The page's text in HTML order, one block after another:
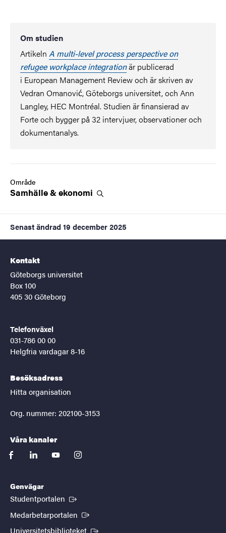
Om studien
Artikeln A multi-level process perspective on
refugee workplace integrationär publicerad
i European Management Review och är skriven av
Vedran Omanović, Göteborgs universitet, och Ann
Langley, HEC Montréal. Studien är finansierad av
Forte och bygger på 32 intervjuer, observationer och
dokumentanalys.
Område
Samhälle &ekonomi
Senast ändrad 19 december 2025
Kontakt
Göteborgs universitet
Box 100
405 30 Göteborg
Telefonväxel
031-786 00 00
Helgfria vardagar 8-16
Besöksadress
Hitta organisation
Org. nummer: 202100-3153
Våra kanaler
facebooklinkedinyoutubeinstagram
Genvägar
Studentportalen (Extern länk)
Medarbetarportalen (Extern länk)
Universitetsbiblioteket (Extern länk)